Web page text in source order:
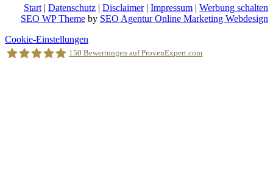
Start | Datenschutz | Disclaimer| Impressum | Werbung schalten
SEO WP Theme by SEO Agentur Online Marketing Webdesign
Nach
oben
scrollen
Cookie-Einstellungen
150 Bewertungen auf ProvenExpert.com